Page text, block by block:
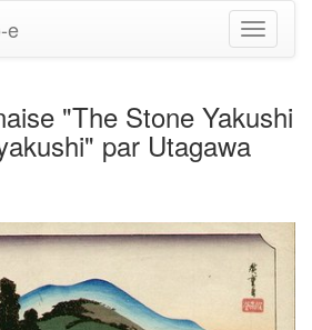
Basculer
la
e
"The Stone Yakushi
par Utagawa